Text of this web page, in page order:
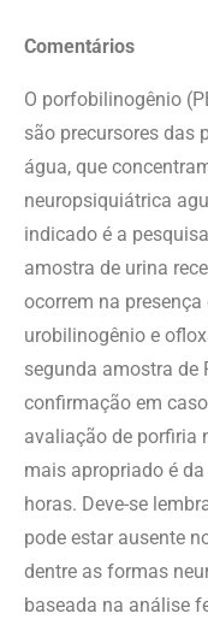
Comentários
O porfobilinogênio
são precursores das
água, que
neuropsiquiátrica
indicado é a
amostra de urina
ocorrem na
urobilinogênio e
segunda amostra de
confirmação em
avaliação de porfiria
mais apropriado é
horas. Deve-se
pode estar ausente
dentre as formas
baseada na análise